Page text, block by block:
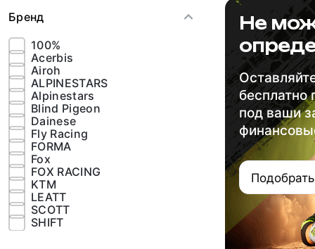
Бренд
100%
Acerbis
Airoh
ALPINESTARS
Alpinestars
Blind Pigeon
Dainese
Fly Racing
FORMA
Fox
FOX RACING
KTM
LEATT
SCOTT
SHIFT
Не
бесплатно
под ваши
Подобрать